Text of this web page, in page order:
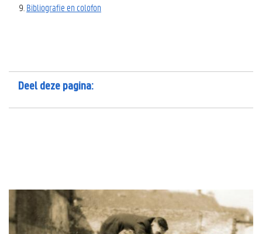
Bibliografie en colofon
Deel deze pagina: